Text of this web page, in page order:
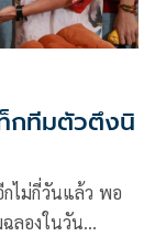
กทีมตัวตึงนิ
ไม่กี่วันแล้ว พอ
ลองในวัน